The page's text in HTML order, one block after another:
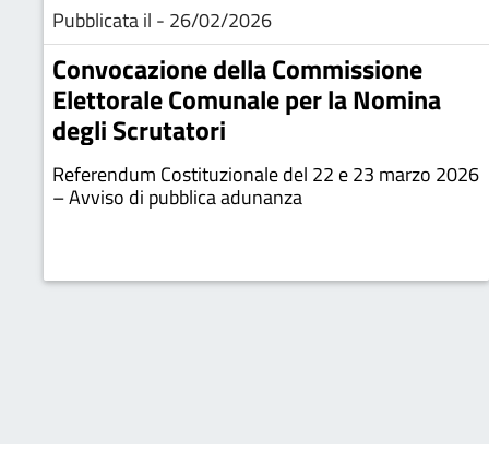
Pubblicata il - 26/02/2026
Convocazione della Commissione
Elettorale Comunale per la Nomina
degli Scrutatori
Referendum Costituzionale del 22 e 23 marzo 2026
– Avviso di pubblica adunanza